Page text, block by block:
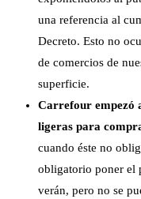
una referencia al
Decreto. Esto no
de comercios de
superficie.
Carrefour empezó
ligeras para
cuando éste no
obligatorio poner el
verán, pero no se